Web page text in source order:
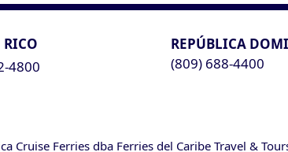
RICO
4800
REPÚBLICA
(809) 688-4400
Cruise Ferries dba Ferries del Caribe Travel &